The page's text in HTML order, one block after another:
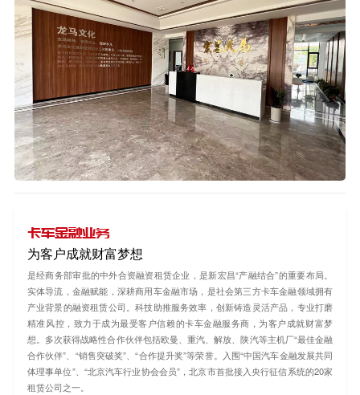
卡车金融业务
为客户成就财富梦想
是经商务部审批的中外合资融资租赁企业，是新宏昌“产融结合”的重要布局。
实体导流，金融赋能，深耕商用车金融市场，是社会第三方卡车金融领域拥有
产业背景的融资租赁公司。科技助推服务效率，创新铸造灵活产品，专业打磨
精准风控，致力于成为最受客户信赖的卡车金融服务商，为客户成就财富梦
想。多次获得战略性合作伙伴包括欧曼、重汽、解放、陕汽等主机厂“最佳金融
合作伙伴”、“销售突破奖”、“合作提升奖”等荣誉。入围“中国汽车金融发展共同
体理事单位”、“北京汽车行业协会会员”，北京市首批接入央行征信系统的20家
租赁公司之一。